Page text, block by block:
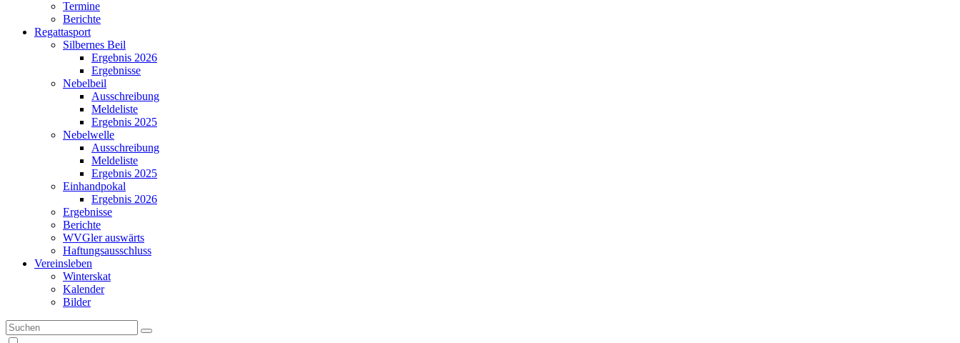
Termine
Berichte
Regattasport
Silbernes Beil
Ergebnis 2026
Ergebnisse
Nebelbeil
Ausschreibung
Meldeliste
Ergebnis 2025
Nebelwelle
Ausschreibung
Meldeliste
Ergebnis 2025
Einhandpokal
Ergebnis 2026
Ergebnisse
Berichte
WVGler auswärts
Haftungsausschluss
Vereinsleben
Winterskat
Kalender
Bilder